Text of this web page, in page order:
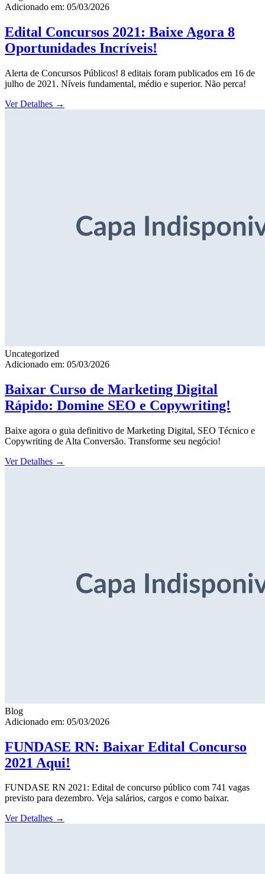
Adicionado em: 05/03/2026
Edital Concursos 2021: Baixe Agora 8
Oportunidades Incríveis!
Alerta de Concursos Públicos! 8 editais foram publicados em 16 de
julho de 2021. Níveis fundamental, médio e superior. Não perca!
Ver Detalhes →
Uncategorized
Adicionado em: 05/03/2026
Baixar Curso de Marketing Digital
Rápido: Domine SEO e Copywriting!
Baixe agora o guia definitivo de Marketing Digital, SEO Técnico e
Copywriting de Alta Conversão. Transforme seu negócio!
Ver Detalhes →
Blog
Adicionado em: 05/03/2026
FUNDASE RN: Baixar Edital Concurso
2021 Aqui!
FUNDASE RN 2021: Edital de concurso público com 741 vagas
previsto para dezembro. Veja salários, cargos e como baixar.
Ver Detalhes →